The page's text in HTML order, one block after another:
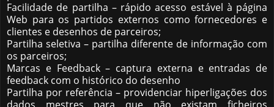
Facilidade de partilha – rápido acesso estável à página
Web para os partidos externos como fornecedores e
clientes e desenhos de parceiros;
Partilha seletiva – partilha diferente de informação com
os parceiros;
Marcas e Feedback – captura externa e entradas de
feedback com o histórico do desenho
Partilha por referência – providenciar hiperligações dos